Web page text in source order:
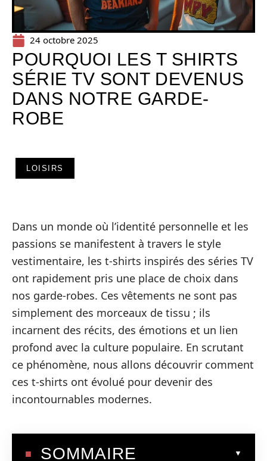
24 octobre 2025
POURQUOI LES T SHIRTS
SÉRIE TV SONT DEVENUS
DANS NOTRE GARDE-
ROBE
LOISIRS
Dans un monde où l’identité personnelle et les
passions se manifestent à travers le style
vestimentaire, les t-shirts inspirés des séries TV
ont rapidement pris une place de choix dans
nos garde-robes. Ces vêtements ne sont pas
simplement des morceaux de tissu ; ils
incarnent des récits, des émotions et un lien
profond avec la culture populaire. En scrutant
ce phénomène, nous allons découvrir comment
ces t-shirts ont évolué pour devenir des
incontournables modernes.
SOMMAIRE